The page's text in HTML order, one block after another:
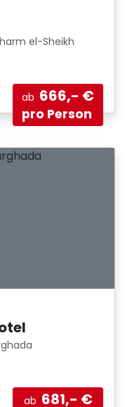
el-Sheikh
ab 666,- €
pro Person
ab 681,- €